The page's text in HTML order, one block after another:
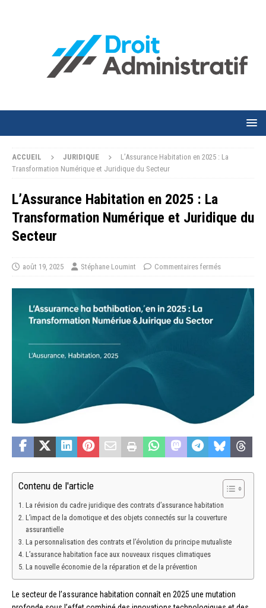
ACCUEIL JURIDIQUE
L’Assurance Habitation en 2025 : La
Transformation Numérique et Juridique du Secteur
L’Assurance Habitation en 2025 : La
Transformation Numérique et Juridique du
Secteur
août 19, 2025 Stéphane Loumint Commentaires fermés
Contenu de l'article
La révision du cadre juridique des contrats d’assurance habitation
L’impact de la domotique et des objets connectés sur la couverture
assurantielle
La personnalisation des contrats et l’évolution du principe mutualiste
L’assurance habitation face aux nouveaux risques climatiques
La nouvelle économie de la réparation et de la prévention
Le secteur de l’assurance habitation connaît en 2025 une mutation